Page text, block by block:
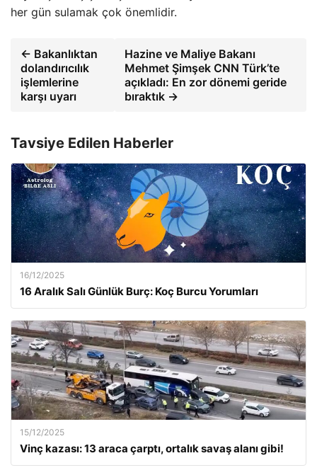
her gün sulamak çok önemlidir.
← Bakanlıktan
dolandırıcılık
işlemlerine
karşı uyarı
Hazine ve Maliye Bakanı
Mehmet Şimşek CNN Türk’te
açıkladı: En zor dönemi geride
bıraktık →
Tavsiye Edilen Haberler
16/12/2025
16 Aralık Salı Günlük Burç: Koç Burcu Yorumları
15/12/2025
Vinç kazası: 13 araca çarptı, ortalık savaş alanı gibi!